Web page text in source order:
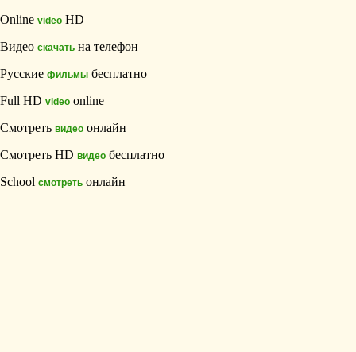
Online video HD
Видео скачать на телефон
Русские фильмы бесплатно
Full HD video online
Смотреть видео онлайн
Смотреть HD видео бесплатно
School смотреть онлайн